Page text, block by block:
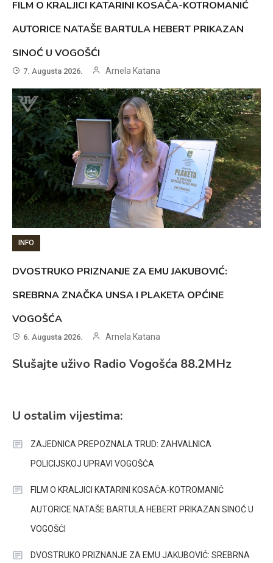
FILM O KRALJICI KATARINI KOSAČA-KOTROMANIĆ
AUTORICE NATAŠE BARTULA HEBERT PRIKAZAN
SINOĆ U VOGOŠĆI
7. Augusta 2026. Arnela Katana
INFO
DVOSTRUKO PRIZNANJE ZA EMU JAKUBOVIĆ:
SREBRNA ZNAČKA UNSA I PLAKETA OPĆINE
VOGOŠĆA
6. Augusta 2026. Arnela Katana
Slušajte uživo Radio Vogošća 88.2MHz
U ostalim vijestima:
ZAJEDNICA PREPOZNALA TRUD: ZAHVALNICA
POLICIJSKOJ UPRAVI VOGOŠĆA
FILM O KRALJICI KATARINI KOSAČA-KOTROMANIĆ
AUTORICE NATAŠE BARTULA HEBERT PRIKAZAN SINOĆ U
VOGOŠĆI
DVOSTRUKO PRIZNANJE ZA EMU JAKUBOVIĆ: SREBRNA